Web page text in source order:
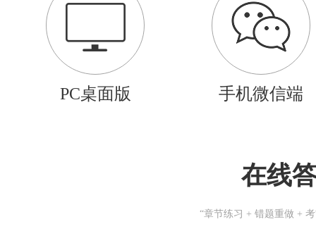
PC桌面版 手机微信端
在线
“章节练习 + 错题重做 +